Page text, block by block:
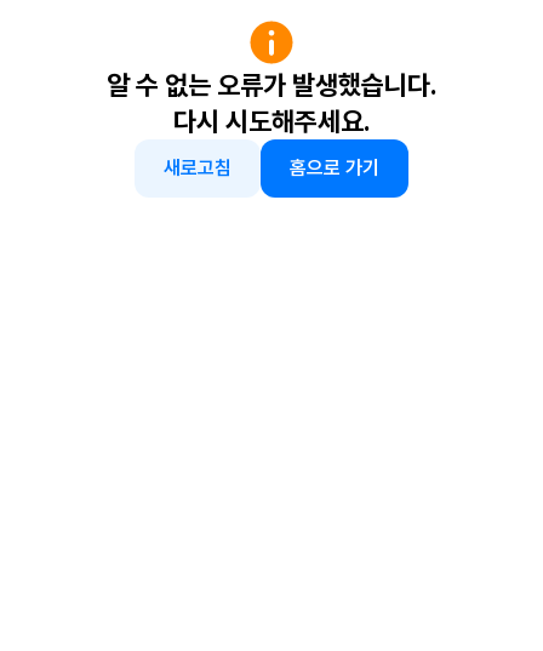
알 수 없는 오류가 발생했습니다.
다시 시도해주세요.
새로고침 홈으로 가기